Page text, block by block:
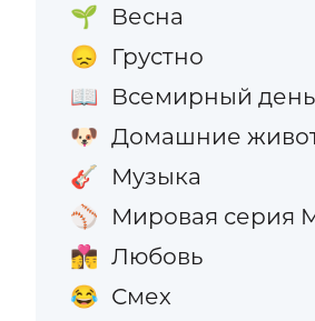
🌱 Весна
😞 Грустно
📖 Всемирный
🐶 Домашние
🎸 Музыка
⚾ Мировая серия
👩‍❤️‍💋‍👨 Любовь
😂 Смех